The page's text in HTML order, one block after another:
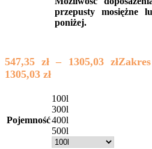
przepusty mosiężne
poniżej.
547,35zł – 1305,03 zł
1305,03 zł
Pojemność
100l
300l
400l
500l